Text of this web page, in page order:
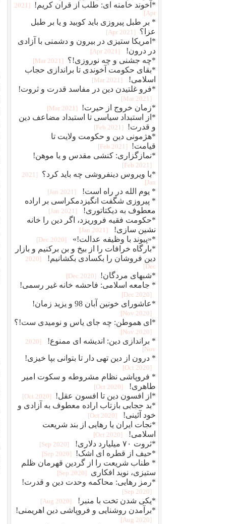
*آخوند خامنه ای: طلب از قران کریم!
[2021
Apr]
* بر طبل پیروزی باید کوبید و یا بر طبل
عزا؟
[2021 Apr]
*امریکا ستیزی در بیرون و دشمنی با آزادی
در درون!
[2021 Apr]
*چه جشنی و چه نوروزی!؟ [2021 Mar]
*بقای حکومت آخوندی تا براندازی حجاب
اسلامی!
[2021 Mar]
*فرو غلتیدن دین در مفاسد قدرت و ثروت!
[2021 Mar]
*زمان خروج از حیرت! [2021 Mar]
*از استبداد سیاسی تا استبداد مضاعف دین
و قدرت!
[2021 Feb]
*هژمونی دین و حکومت ولایت تا
قیامت!
[2021 Feb]
*نمازگزاری: کنشی مقدس و یا موهن!
[2021 Feb]
*با ویروس دینفروشی چه باید کرد؟
[2021
Jan]
* یوم الله در راه است! [2021 Jan]
* پیروزی شگفت انگیزدمکراسی بر اراده
معطوف به دیکتاتوری!
[2021 Jan]
*حکومت فقیه فروریزد، اگر دین را خانه
نشین سازی!
[2021 Jan]
*«پیوند با وظیفه عدالت!» [2020 Dec]
*بارگاه خرافات را از بیخ و بن برکنیم و بازار
دین فروشان را بکسادی بکشانیم!
[2020
Dec]
*شبهای مردگان! [2020 Dec]
* جامعه اسلامی: فاحشه خانه غیر رسمی!
[2020 Dec]
*عاشورای خونین آبان 98 و یزید زمان!
[2020 Nov]
*ای هموطن: چه جای یاس و نومیدی ست!؟
[2020 Nov]
* براندازی دین: اندیشه ای ممنوع!
[2020
Nov]
* درون از دین تهی دار تا بتوانی بپا خیزی!
[2020 Oct]
* فروپاشی نظام مشروطه و سکوت امیر
طاهری!
[2020 Oct]
*از افسون دین تا افسون عقل! [2020 Oct]
*بد حجابی بازتاب اراده معطوف به آزادی و
خود آئینی!
[2020 Oct]
*نجات ایران یا رهایی از بند شریعت
اسلامی!
[2020 Oct]
*ثروت ۷۰ میلیارد دلاری! [2020 Sep]
*حیف از قطره ای اشک! [2020 Sep]
* طناب شریعت را از گردین قهرمان ظلم
ستیزی، نوید افکاری
[2020 Sep]
*رمز رهایی: محاکمه وحدت دین و قدرت!
[2020 Sep]
*یکی شدن تخت با منبر! [2020 Aug]
*برآمدن روشنایی و فروپاشی دین اهریمنی!
[2020 Aug]